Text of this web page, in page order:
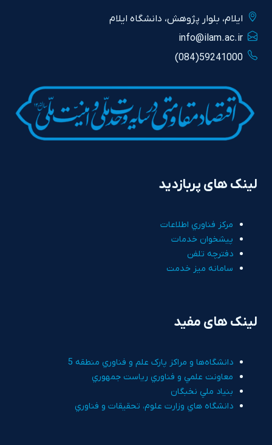
ايلام، بلوار پژوهش، دانشگاه ايلام
info@ilam.ac.ir
59241000(084)
لینک های پربازدید
مرکز فناوري اطلاعات
پيشخوان خدمات
دفترچه تلفن
سامانه ميز خدمت
لینک های مفید
دانشگاه‌ها و مراکز پارک علم و فناوري منطقه 5
معاونت علمي و فناوري رياست جمهوري
بنياد ملي نخبگان
دانشگاه هاي وزارت علوم، تحقيقات و فناوري